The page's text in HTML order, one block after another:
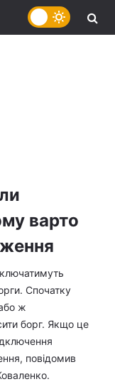
варто
Спочатку
ж
борг. Якщо це
повідомив